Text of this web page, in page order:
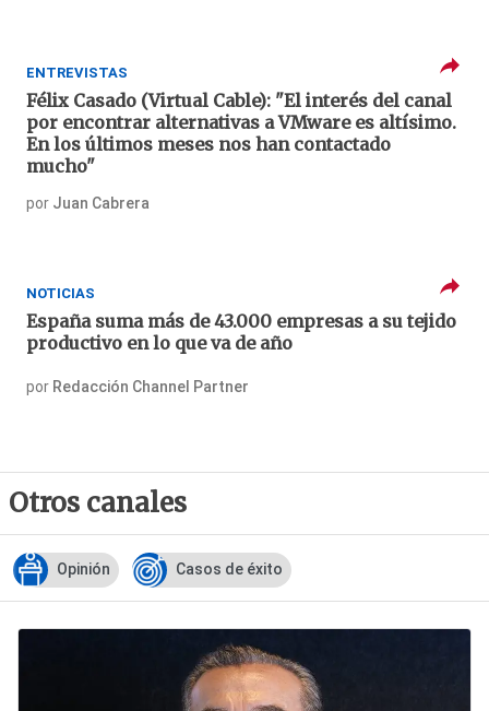
ENTREVISTAS
Félix Casado (Virtual Cable): "El interés del canal
por encontrar alternativas a VMware es altísimo.
En los últimos meses nos han contactado
mucho"
por Juan Cabrera
NOTICIAS
España suma más de 43.000 empresas a su tejido
productivo en lo que va de año
por Redacción Channel Partner
Otros canales
Opinión Casos de éxito